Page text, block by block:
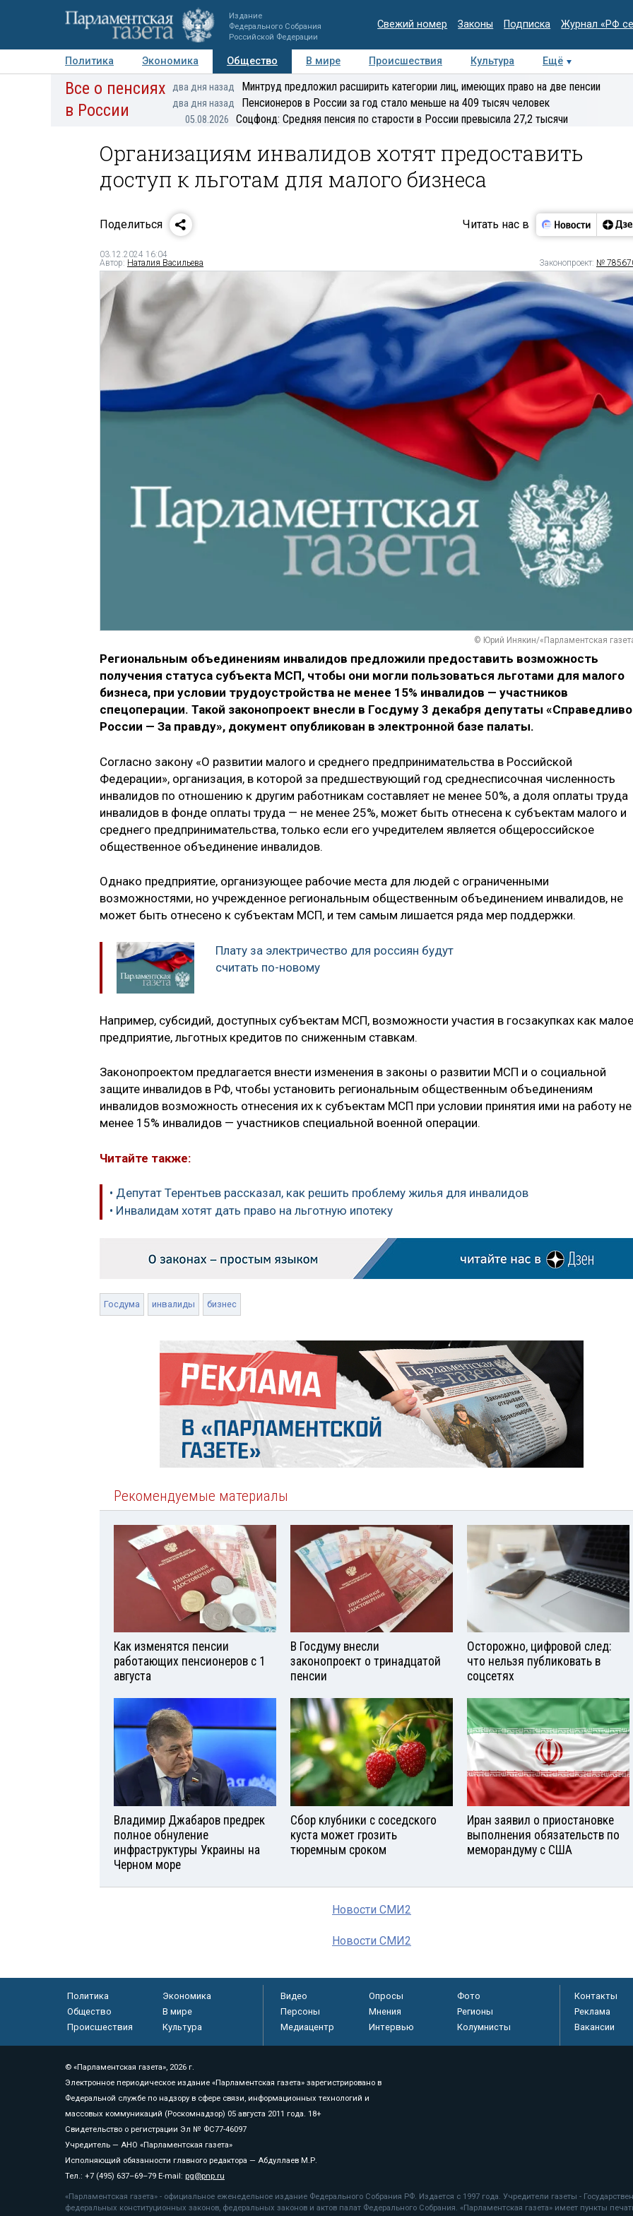
Издание
Федерального Собрания
Российской Федерации
Свежий номер Законы Подписка Журнал «РФ
Политика Экономика Общество В мире Происшествия Культура
Ещё
Авторы Персоны Мнения Регионы Медиацентр Интервью Колумнисты
Все о пенсиях
в России
два дня назад Минтруд предложил расширить категории лиц, имеющих право на две пенсии
два дня назад Пенсионеров в России за год стало меньше на 409 тысяч человек
05.08.2026 Соцфонд: Средняя пенсия по старости в России превысила 27,2 тысячи
Организациям инвалидов хотят предоставить
доступ к льготам для малого бизнеса
Поделиться Читать нас в
03.12.2024 16:04
Автор: Наталия Васильева Законопроект: №
© Юрий Инякин/«Парламентская
Региональным объединениям инвалидов предложили предоставить возможность
получения статуса субъекта МСП, чтобы они могли пользоваться льготами для малого
бизнеса, при условии трудоустройства не менее 15% инвалидов — участников
спецоперации. Такой законопроект внесли в Госдуму 3 декабря депутаты
России — За правду», документ опубликован в электронной базе палаты.
Согласно закону «О развитии малого и среднего предпринимательства в Российской
Федерации», организация, в которой за предшествующий год среднесписочная численность
инвалидов по отношению к другим работникам составляет не менее 50%, а доля оплаты труда
инвалидов в фонде оплаты труда — не менее 25%, может быть отнесена к субъектам малого и
среднего предпринимательства, только если его учредителем является общероссийское
общественное объединение инвалидов.
Однако предприятие, организующее рабочие места для людей с ограниченными
возможностями, но учрежденное региональным общественным объединением инвалидов, не
может быть отнесено к субъектам МСП, и тем самым лишается ряда мер поддержки.
Плату за электричество для россиян будут
считать по-новому
Например, субсидий, доступных субъектам МСП, возможности участия в госзакупках как малое
предприятие, льготных кредитов по сниженным ставкам.
Законопроектом предлагается внести изменения в законы о развитии МСП и о социальной
защите инвалидов в РФ, чтобы установить региональным общественным объединениям
инвалидов возможность отнесения их к субъектам МСП при условии принятия ими на работу не
менее 15% инвалидов — участников специальной военной операции.
Читайте также:
• Депутат Терентьев рассказал, как решить проблему жилья для инвалидов
• Инвалидам хотят дать право на льготную ипотеку
Госдума инвалиды бизнес
Рекомендуемые материалы
Как изменятся пенсии
работающих пенсионеров с 1
августа
В Госдуму внесли
законопроект о тринадцатой
пенсии
Осторожно, цифровой след:
что нельзя публиковать в
соцсетях
Владимир Джабаров предрек
полное обнуление
инфраструктуры Украины на
Черном море
Сбор клубники с соседского
куста может грозить
тюремным сроком
Иран заявил о приостановке
выполнения обязательств по
меморандуму с США
Новости СМИ2
Новости СМИ2
Политика
Экономика
Общество
В мире
Происшествия
Культура
Видео Опросы
Фото
Персоны
Мнения
Регионы
Медиацентр
Интервью Колумнисты
Контакты
Реклама
Вакансии
© «Парламентская газета», 2026 г.
Электронное периодическое издание «Парламентская газета» зарегистрировано в
Федеральной службе по надзору в сфере связи, информационных технологий и
массовых коммуникаций (Роскомнадзор) 05 августа 2011 года. 18+
Свидетельство о регистрации Эл № ФС77-46097
Учредитель — АНО «Парламентская газета»
Исполняющий обязанности главного редактора — Абдуллаев М.Р.
Тел.: +7 (495) 637–69–79 E-mail: pg@pnp.ru
«Парламентская газета» - официальное еженедельное издание Федерального Собрания РФ. Издается с 1997 года. Учредители газеты -
федеральных конституционных законов, федеральных законов и актов палат Федерального Собрания. «Парламентская газета» имеет пункты